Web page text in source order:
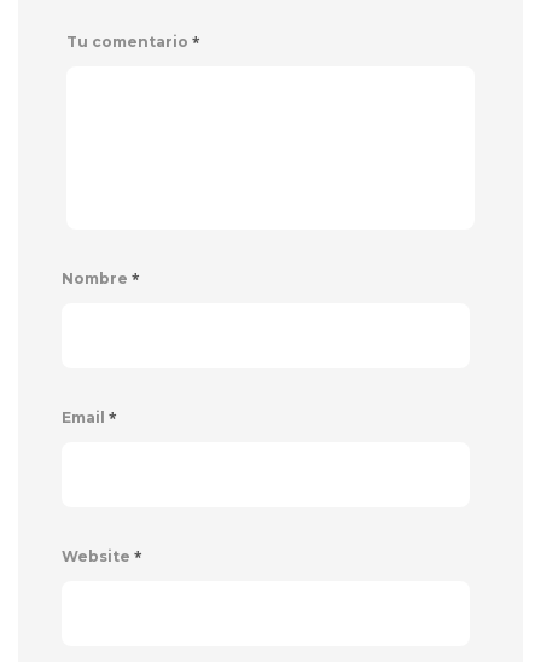
Tu comentario *
Nombre *
Email *
Website *